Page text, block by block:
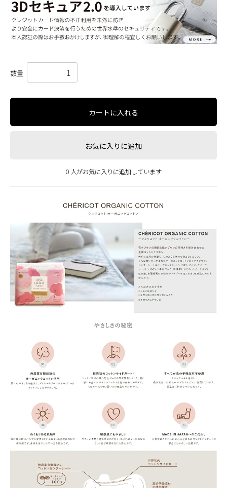
数量
カートに入れる
お気に入りに追加
0 人がお気に入りに追加しています